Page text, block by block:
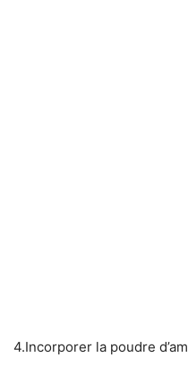
4.Incorporer la poudre